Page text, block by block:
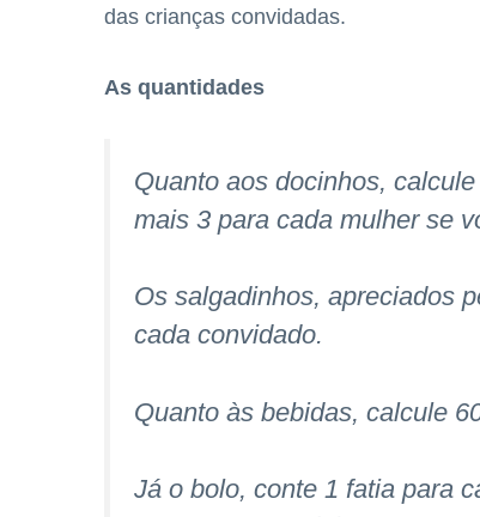
das crianças convidadas.
As quantidades
Quanto aos docinhos,
mais 3 para cada mulher se
Os salgadinhos, apreciados
cada convidado.
Quanto às bebidas, calcule
Já o bolo, conte 1 fatia para